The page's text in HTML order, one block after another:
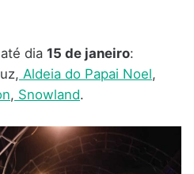
dia 15 de janeiro:
Aldeia do Papai Noel,
, Snowland.